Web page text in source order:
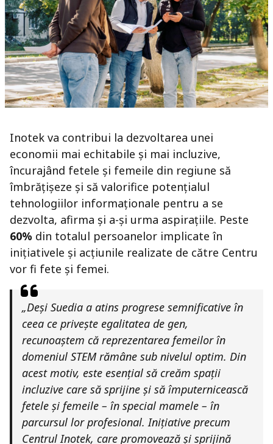
Inotek va contribui la dezvoltarea unei
economii mai echitabile și mai incluzive,
încurajând fetele și femeile din regiune să
îmbrățișeze și să valorifice potențialul
tehnologiilor informaționale pentru a se
dezvolta, afirma și a-și urma aspirațiile. Peste
60% din totalul persoanelor implicate în
inițiativele și acțiunile realizate de către Centru
vor fi fete și femei.
„Deși Suedia a atins progrese semnificative în
ceea ce privește egalitatea de gen,
recunoaștem că reprezentarea femeilor în
domeniul STEM rămâne sub nivelul optim. Din
acest motiv, este esențial să creăm spații
incluzive care să sprijine și să împuternicească
fetele și femeile – în special mamele – în
parcursul lor profesional. Inițiative precum
Centrul Inotek, care promovează și sprijină